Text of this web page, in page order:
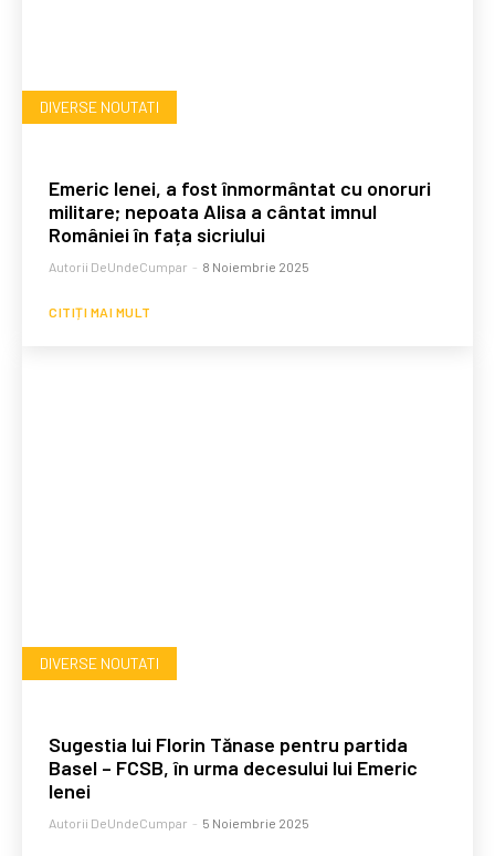
DIVERSE NOUTATI
Emeric Ienei, a fost înmormântat cu onoruri
militare; nepoata Alisa a cântat imnul
României în fața sicriului
Autorii DeUndeCumpar - 8 Noiembrie 2025
CITIȚI MAI MULT
DIVERSE NOUTATI
Sugestia lui Florin Tănase pentru partida
Basel – FCSB, în urma decesului lui Emeric
Ienei
Autorii DeUndeCumpar - 5 Noiembrie 2025